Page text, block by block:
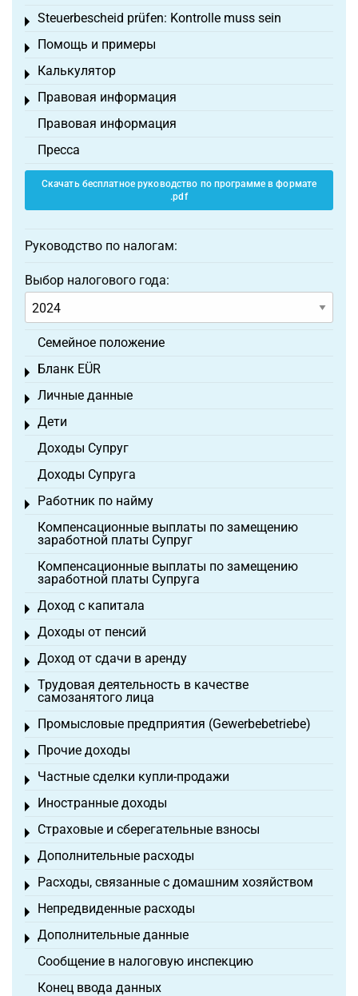
Steuerbescheid prüfen: Kontrolle muss sein
Toggle menu
Помощь и примеры
Toggle menu
Калькулятор
Toggle menu
Правовая информация
Toggle menu
Правовая информация
Пресса
Скачать бесплатное руководство по программе в формате
.pdf
Руководство по налогам:
Выбор налогового года:
Семейное положение
Бланк EÜR
Toggle menu
Личные данные
Toggle menu
Дети
Toggle menu
Доходы Супруг
Доходы Супруга
Работник по найму
Toggle menu
Компенсационные выплаты по замещению
заработной платы Супруг
Компенсационные выплаты по замещению
заработной платы Супруга
Доход с капитала
Toggle menu
Доходы от пенсий
Toggle menu
Доход от сдачи в аренду
Toggle menu
Трудовая деятельность в качестве
самозанятого лица
Toggle menu
Промысловые предприятия (Gewerbebetriebe)
Toggle menu
Прочие доходы
Toggle menu
Частные сделки купли-продажи
Toggle menu
Иностранные доходы
Toggle menu
Страховые и сберегательные взносы
Toggle menu
Дополнительные расходы
Toggle menu
Расходы, связанные с домашним хозяйством
Toggle menu
Непредвиденные расходы
Toggle menu
Дополнительные данные
Toggle menu
Сообщение в налоговую инспекцию
Конец ввода данных